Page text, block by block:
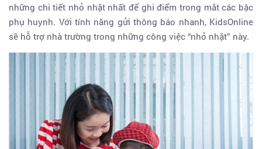
những chi tiết nhỏ nhặt nhất để ghi điểm trong mắt các bậc
phụ huynh. Với tính năng gửi thông báo nhanh, KidsOnline
sẽ hỗ trợ nhà trường trong những công việc “nhỏ nhặt” này.